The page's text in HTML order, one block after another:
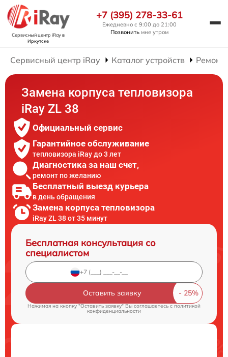
Сервисный центр iRayв
Иркутске
+7 (395) 278-33-61
Ежедневно с 9:00 до 21:00
Позвонить мне утром
Сервисный центр iRay Каталог устройств Ремонт
Замена корпуса тепловизора
iRay ZL 38
Официальный сервис
Гарантийное обслуживание
тепловизора iRay до 3 лет
Диагностика за наш счет,
ремонт по желанию
Бесплатный выезд курьера
в день обращения
Замена корпуса тепловизора
iRay ZL 38 от 35 минут
Бесплатная консультация со
специалистом
Оставить заявку
Нажимая на кнопку "Оставить заявку" Вы соглашаетесь cполитикой
конфиденциальности